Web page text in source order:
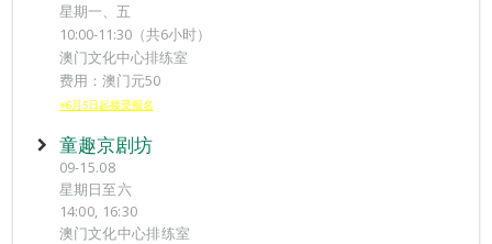
星期一、五
10:00-11:30（共6小时）
澳门文化中心排练室
费用：澳门元50
※6月5日起接受报名
童趣京剧坊
09-15.08
星期日至六
14:00, 16:30
澳门文化中心排练室